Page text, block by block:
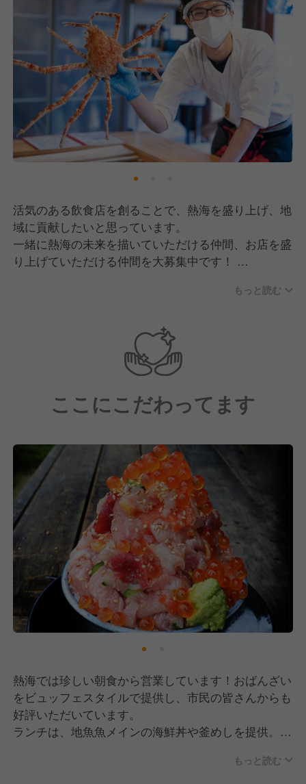
活気のある飲食店を創ることで、熱海を盛り上げ、地
域に貢献したいと思っています。
一緒に熱海の未来を描いていただける仲間、お店を盛
り上げていただける仲間を大募集中です！
アルバイトさんを含め、200名以上の方が在籍してお
えて仲の良い会社です！
もっと読む
ここにこだわってます
熱海では珍しい朝食から営業しています！おばんざい
をビュッフェスタイルで提供し、市民の皆さんからも
好評いただいています。
ランチは、地⿂魚メインの海鮮丼や釜めしを提供。海
やどっこいしょの掛け声とともにシラスを盛り付ける
もっと読む